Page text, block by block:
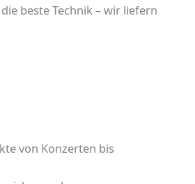
beste Technik – wir liefern
von Konzerten bis